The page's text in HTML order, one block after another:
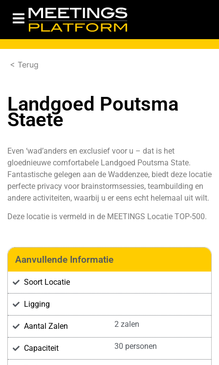
< Terug
Landgoed Poutsma
Staete
Even ‘wad’anders en exclusief voor u – dat is het
gloednieuwe comfortabele Landgoed Poutsma State.
Fantastische gelegen aan de Waddenzee, biedt deze locatie
perfecte privacy voor brainstormsessies, teambuilding en
andere activiteiten, waarbij u er eens echt helemaal uit wilt.
Deze locatie is vermeld in de MEETINGS Locatie TOP-500.
Aanvullende Informatie
Soort Locatie
Ligging
Aantal Zalen 2 zalen
Capaciteit 30 personen